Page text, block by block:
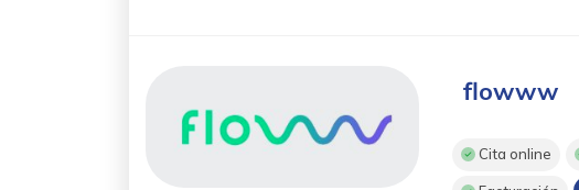
flowww
Cita online